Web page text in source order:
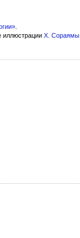
.
иллюстрацииХ. Сораямы